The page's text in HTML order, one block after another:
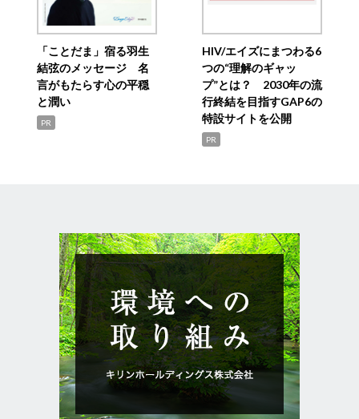
「ことだま」宿る羽生
結弦のメッセージ 名
言がもたらす心の平穏
と潤い
PR
HIV/エイズにまつわる6
つの“理解のギャッ
プ”とは？ 2030年の流
行終結を目指すGAP6の
特設サイトを公開
PR